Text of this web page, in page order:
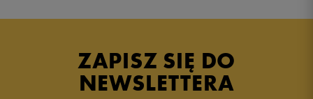
5.0
zebranych i zweryfikowanych przez
ZAPISZ SIĘ DO
NEWSLETTERA